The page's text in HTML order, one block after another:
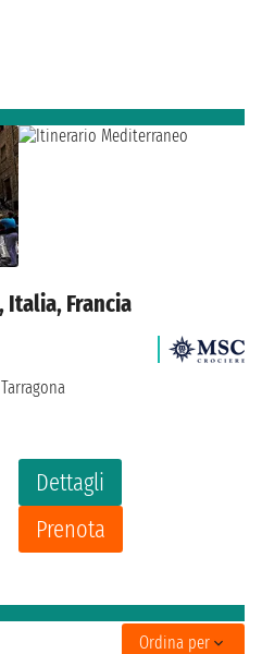
Francia
Dettagli
Prenota
Tarragona
Ordina per